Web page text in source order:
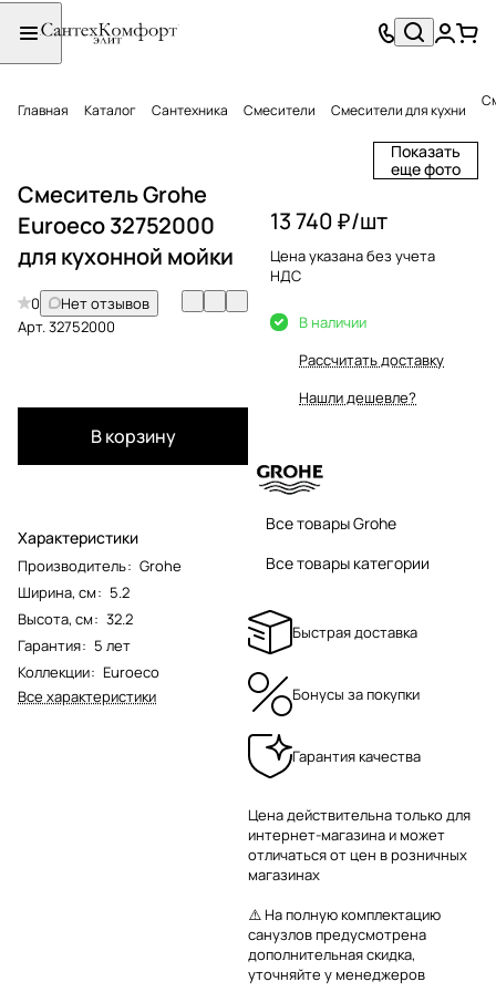
Главная Каталог Сантехника Смесители Смесители для кухни
Показать
еще фото
Смеситель Grohe
Euroeco 32752000
для кухонной мойки
0
Нет отзывов
Арт.32752000
В корзину
Характеристики
Производитель: Grohe
Ширина, см: 5.2
Высота, см: 32.2
Гарантия: 5 лет
Коллекции: Euroeco
Все характеристики
13 740 ₽/шт
Цена указана без учета
НДС
В наличии
Рассчитать доставку
Нашли дешевле?
Все товары Grohe
Все товары категории
Быстрая доставка
Бонусы за покупки
Гарантия качества
Цена действительна только для
интернет-магазина и может
отличаться от цен в розничных
магазинах
⚠️ На полную комплектацию
санузлов предусмотрена
дополнительная скидка,
уточняйте у менеджеров